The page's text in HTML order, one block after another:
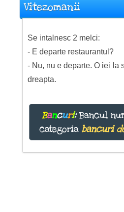
Vitezomanii
Se intalnesc 2 melci:
- E departe restaurantul?
- Nu, nu e departe. O iei la
dreapta.
Bancuri:Bancul
categoria bancuri